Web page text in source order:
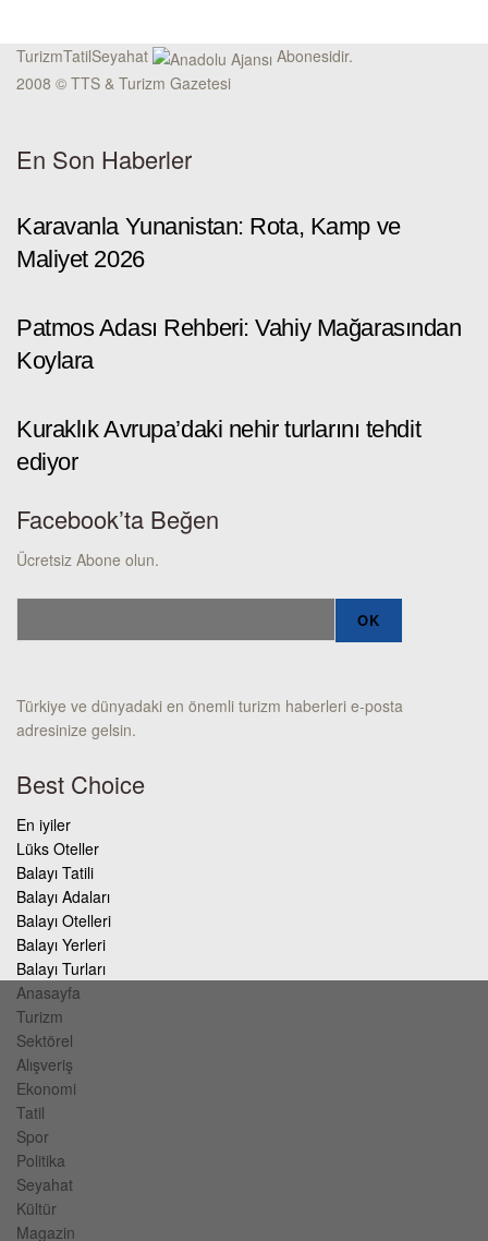
TurizmTatilSeyahat
Abonesidir.
2008 © TTS & Turizm Gazetesi
En Son Haberler
Karavanla Yunanistan: Rota, Kamp ve
Maliyet 2026
Patmos Adası Rehberi: Vahiy Mağarasından
Koylara
Kuraklık Avrupa’daki nehir turlarını tehdit
ediyor
Facebook’ta Beğen
Ücretsiz Abone olun.
Türkiye ve dünyadaki en önemli turizm haberleri e-posta
adresinize gelsin.
Best Choice
En iyiler
Lüks Oteller
Balayı Tatili
Balayı Adaları
Balayı Otelleri
Balayı Yerleri
Balayı Turları
Anasayfa
Turizm
Sektörel
Alışveriş
Ekonomi
Tatil
Spor
Politika
Seyahat
Kültür
Magazin